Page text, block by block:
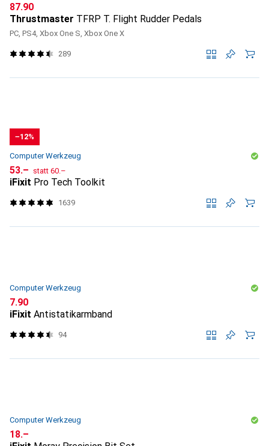
CHF
87.90
Thrustmaster TFRP T. Flight Rudder Pedals
PC, PS4, Xbox One S, Xbox One X
289
−12%
Computer Werkzeug
CHF
53.– statt CHF
60.–
iFixit Pro Tech Toolkit
1639
Computer Werkzeug
CHF
7.90
iFixit Antistatikarmband
94
Computer Werkzeug
CHF
18.–